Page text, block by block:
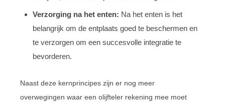
Verzorging na het enten: Na het enten is het
belangrijk om de entplaats goed te beschermen en
te verzorgen om een succesvolle integratie te
bevorderen.
Naast deze kernprincipes zijn er nog meer
overwegingen waar een olijfteler rekening mee moet